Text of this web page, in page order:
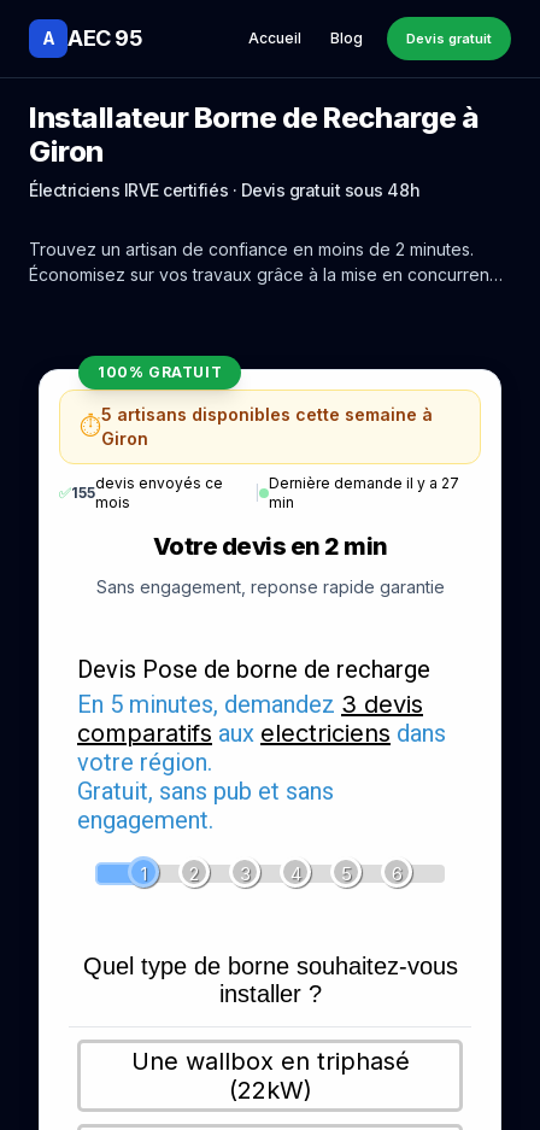
A AEC 95 Accueil Blog Devis gratuit
Installateur Borne de Recharge à
Giron
Électriciens IRVE certifiés · Devis gratuit sous 48h
Trouvez un artisan de confiance en moins de 2 minutes.
Économisez sur vos travaux grâce à la mise en concurrence
100% GRATUIT
⏱️5 artisans disponibles cette semaine à
Giron
✅155
devis envoyés ce
mois
|
Dernière demande il y a 27
min
Votre devis en 2 min
Sans engagement, reponse rapide garantie
Devis Pose de borne de recharge
En 5 minutes, demandez 3 devis
comparatifs aux electriciens dans
votre région.
Gratuit, sans pub et sans
engagement.
1 2 3 4 5 6
Quel type de borne souhaitez-vous
installer ?
Une wallbox en triphasé
(22kW)